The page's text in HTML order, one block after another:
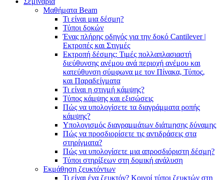
Μαθήματα Beam
Τι είναι μια δέσμη?
Τύποι δοκών
Ένας πλήρης οδηγός για την δοκό Cantilever |
Εκτροπές και Στιγμές
Εκτροπή δέσμης: Τιμές πολλαπλασιαστή
διεύθυνσης ανέμου ανά περιοχή ανέμου και
κατεύθυνση σύμφωνα με τον Πίνακα, Τύπος,
και Παραδείγματα
Τι είναι η στιγμή κάμψης?
Τύπος κάμψης και εξισώσεις
Πώς να υπολογίσετε τα διαγράμματα ροπής
κάμψης?
Υπολογισμός διαγραμμάτων διάτμησης δύναμης
Πώς να προσδιορίσετε τις αντιδράσεις στα
στηρίγματα?
Πώς να υπολογίσετε μια απροσδιόριστη δέσμη?
Τύποι στηρίξεων στη δομική ανάλυση
Εκμάθηση ζευκτόντων
Τι είναι ένα ζευκτόν? Κοινοί τύποι ζευκτών στη